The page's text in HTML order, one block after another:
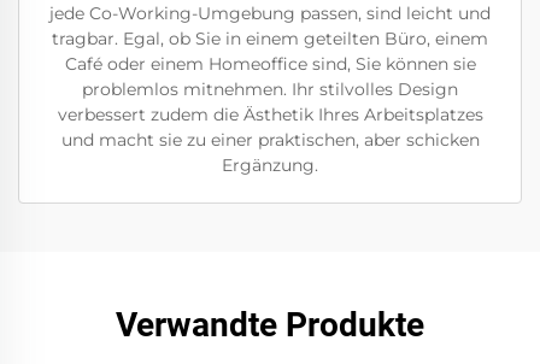
jede Co-Working-Umgebung passen, sind leicht und
tragbar. Egal, ob Sie in einem geteilten Büro, einem
Café oder einem Homeoffice sind, Sie können sie
problemlos mitnehmen. Ihr stilvolles Design
verbessert zudem die Ästhetik Ihres Arbeitsplatzes
und macht sie zu einer praktischen, aber schicken
Ergänzung.
Verwandte Produkte